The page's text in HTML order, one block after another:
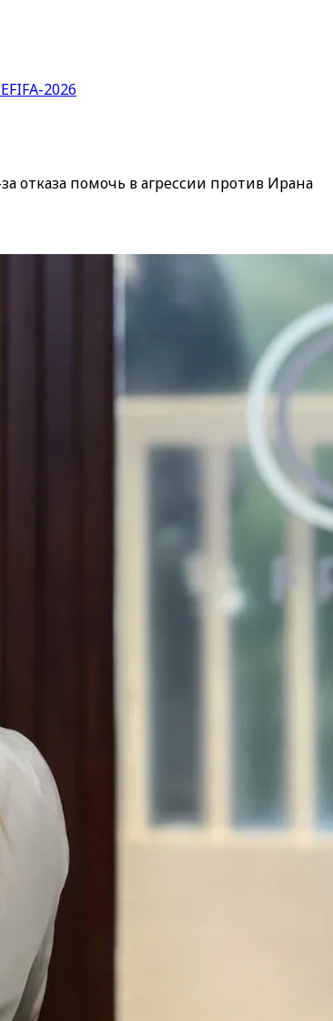
FIFA-2026
отказа помочь в агрессии против Ирана